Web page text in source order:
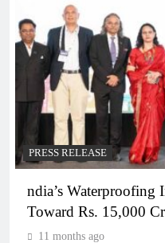
PRESS RELEASE
ndia’s Waterproofing
Toward Rs. 15,000
11 months ago